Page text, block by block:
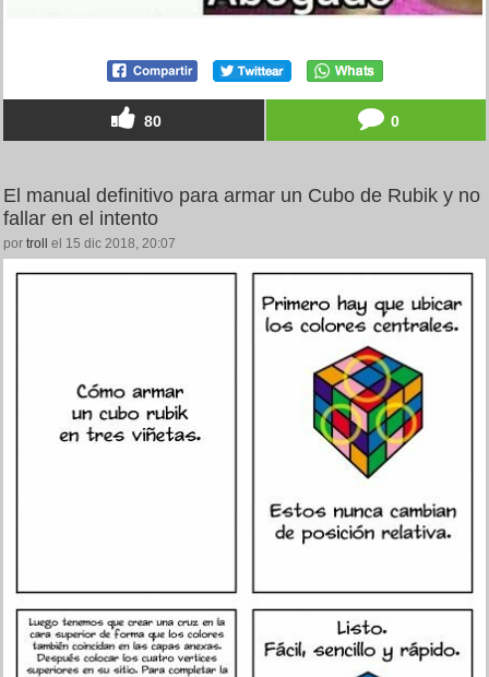
80 0
El manual definitivo para armar un Cubo de Rubik y no
fallar en el intento
por troll el 15 dic 2018, 20:07